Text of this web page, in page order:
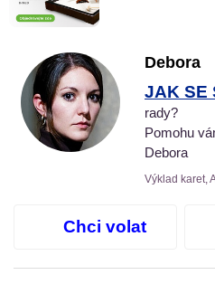
Debora
JAK SE
rady?
Pomohu
Debora
Výklad karet,
Chci volat